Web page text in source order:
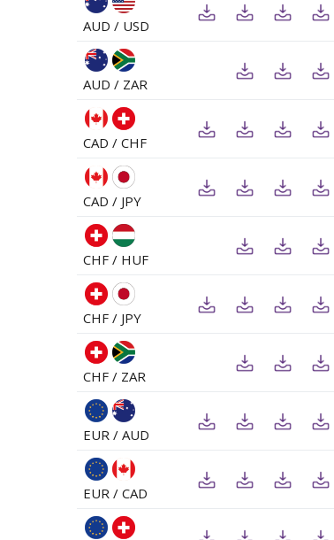
AUD / USD
AUD / ZAR
CAD / CHF
CAD / JPY
CHF / HUF
CHF / JPY
CHF / ZAR
EUR / AUD
EUR / CAD